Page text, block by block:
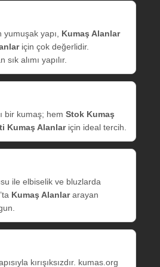
yumuşak yapı, Kumaş Alanlar
için çok değerlidir.
alımı yapılır.
bir kumaş; hem Stok Kumaş
Kumaş Alanlariçin ideal tercih.
ile elbiselik ve bluzlarda
Kumaş Alanlararayan
kırışıksızdır. kumas.org